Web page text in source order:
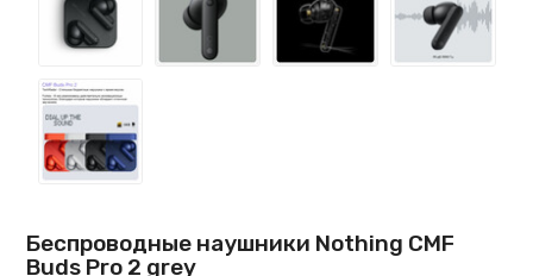
Беспроводные наушники Nothing CMF
Buds Pro 2 grey